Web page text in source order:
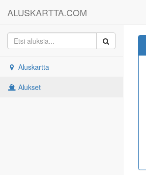
ALUSKARTTA.COM
Aluskartta
Alukset